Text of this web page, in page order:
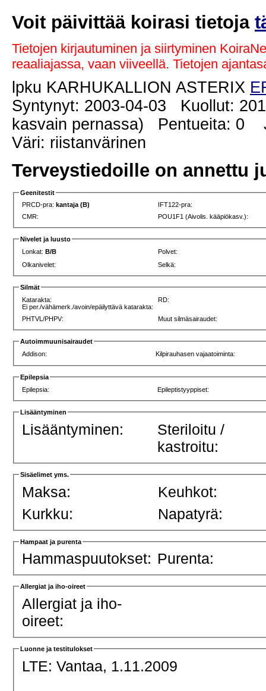
Voit päivittää koirasi tietoja
Tietojen kirjautuminen ja siirtyminen
reaaliajassa, vaan viiveellä. Tietojen
lpku KARHUKALLION ASTERIX
Syntynyt: 2003-04-03 Kuollut:
kasvain pernassa) Pentueita: 0
Väri: riistanvärinen
Terveystiedoille on annettu
Geenitestit
PRCD-pra: kantaja (B)
IFT122-pra:
CMR:
POU1F1 (Aivolis. kääpiökasv.):
Nivelet ja luusto
Lonkat:B/B
Polvet:
Olkanivelet:
Selkä:
Silmät
Katarakta:
Ei per./vähämerk./avoin/epäilyttävä katarakta:
RD:
PHTVL/PHPV: Muut silmäsairaudet:
Autoimmuunisairaudet
Addison:
Kilpirauhasen vajaatoiminta:
Epilepsia
Epilepsia:
Epileptistyyppiset:
Lisääntyminen
Lisääntyminen:
Steriloitu /
kastroitu:
Sisäelimet yms.
Maksa:
Keuhkot:
Kurkku:
Napatyrä:
Hampaat ja purenta
Hammaspuutokset: Purenta:
Allergiat ja iho-oireet
Allergiat ja iho-
oireet:
Luonne ja testitulokset
LTE:Vantaa, 1.11.2009